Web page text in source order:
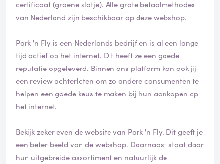
g
v
e
r
i
e
r
certificaat (groene slotje). Alle grote betaalmethodes
van Nederland zijn beschikbaar op deze webshop.
Park 'n Fly is een Nederlands bedrijf en is al een lange
tijd actief op het internet. Dit heeft ze een goede
reputatie opgeleverd. Binnen ons platform kan ook jij
een review achterlaten om zo andere consumenten te
helpen een goede keus te maken bij hun aankopen op
het internet.
Bekijk zeker even de website van Park 'n Fly. Dit geeft je
een beter beeld van de webshop. Daarnaast staat daar
hun uitgebreide assortiment en natuurlijk de